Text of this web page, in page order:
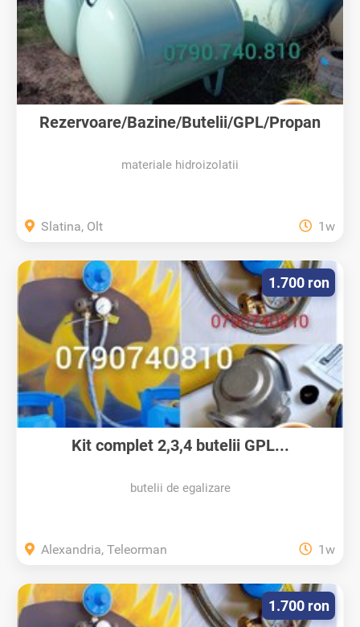
Rezervoare/Bazine/Butelii/GPL/Propan
materiale hidroizolatii
Slatina, Olt 1w
Kit complet 2,3,4 butelii GPL...
butelii de egalizare
1.700 ron
Alexandria, Teleorman 1w
1.700 ron